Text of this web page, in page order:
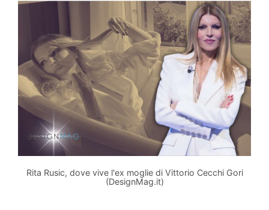
Rita Rusic, dove vive l'ex moglie di Vittorio Cecchi Gori
(DesignMag.it)